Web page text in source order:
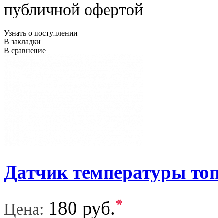
публичной офертой
Узнать о поступлении
В закладки
В сравнение
Датчик температуры
Цена: 180 руб.*